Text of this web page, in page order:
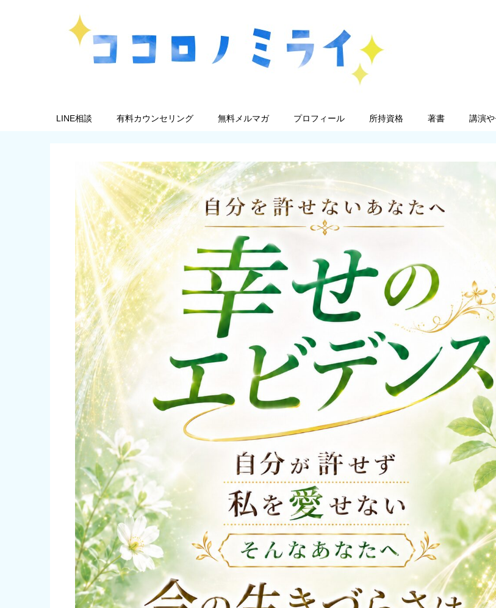
LINE相談 有料カウンセリング 無料メルマガ プロフィール 所持資格 著書 講演